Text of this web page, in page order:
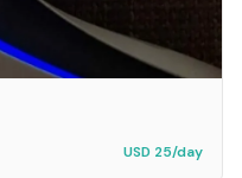
USD 25/day